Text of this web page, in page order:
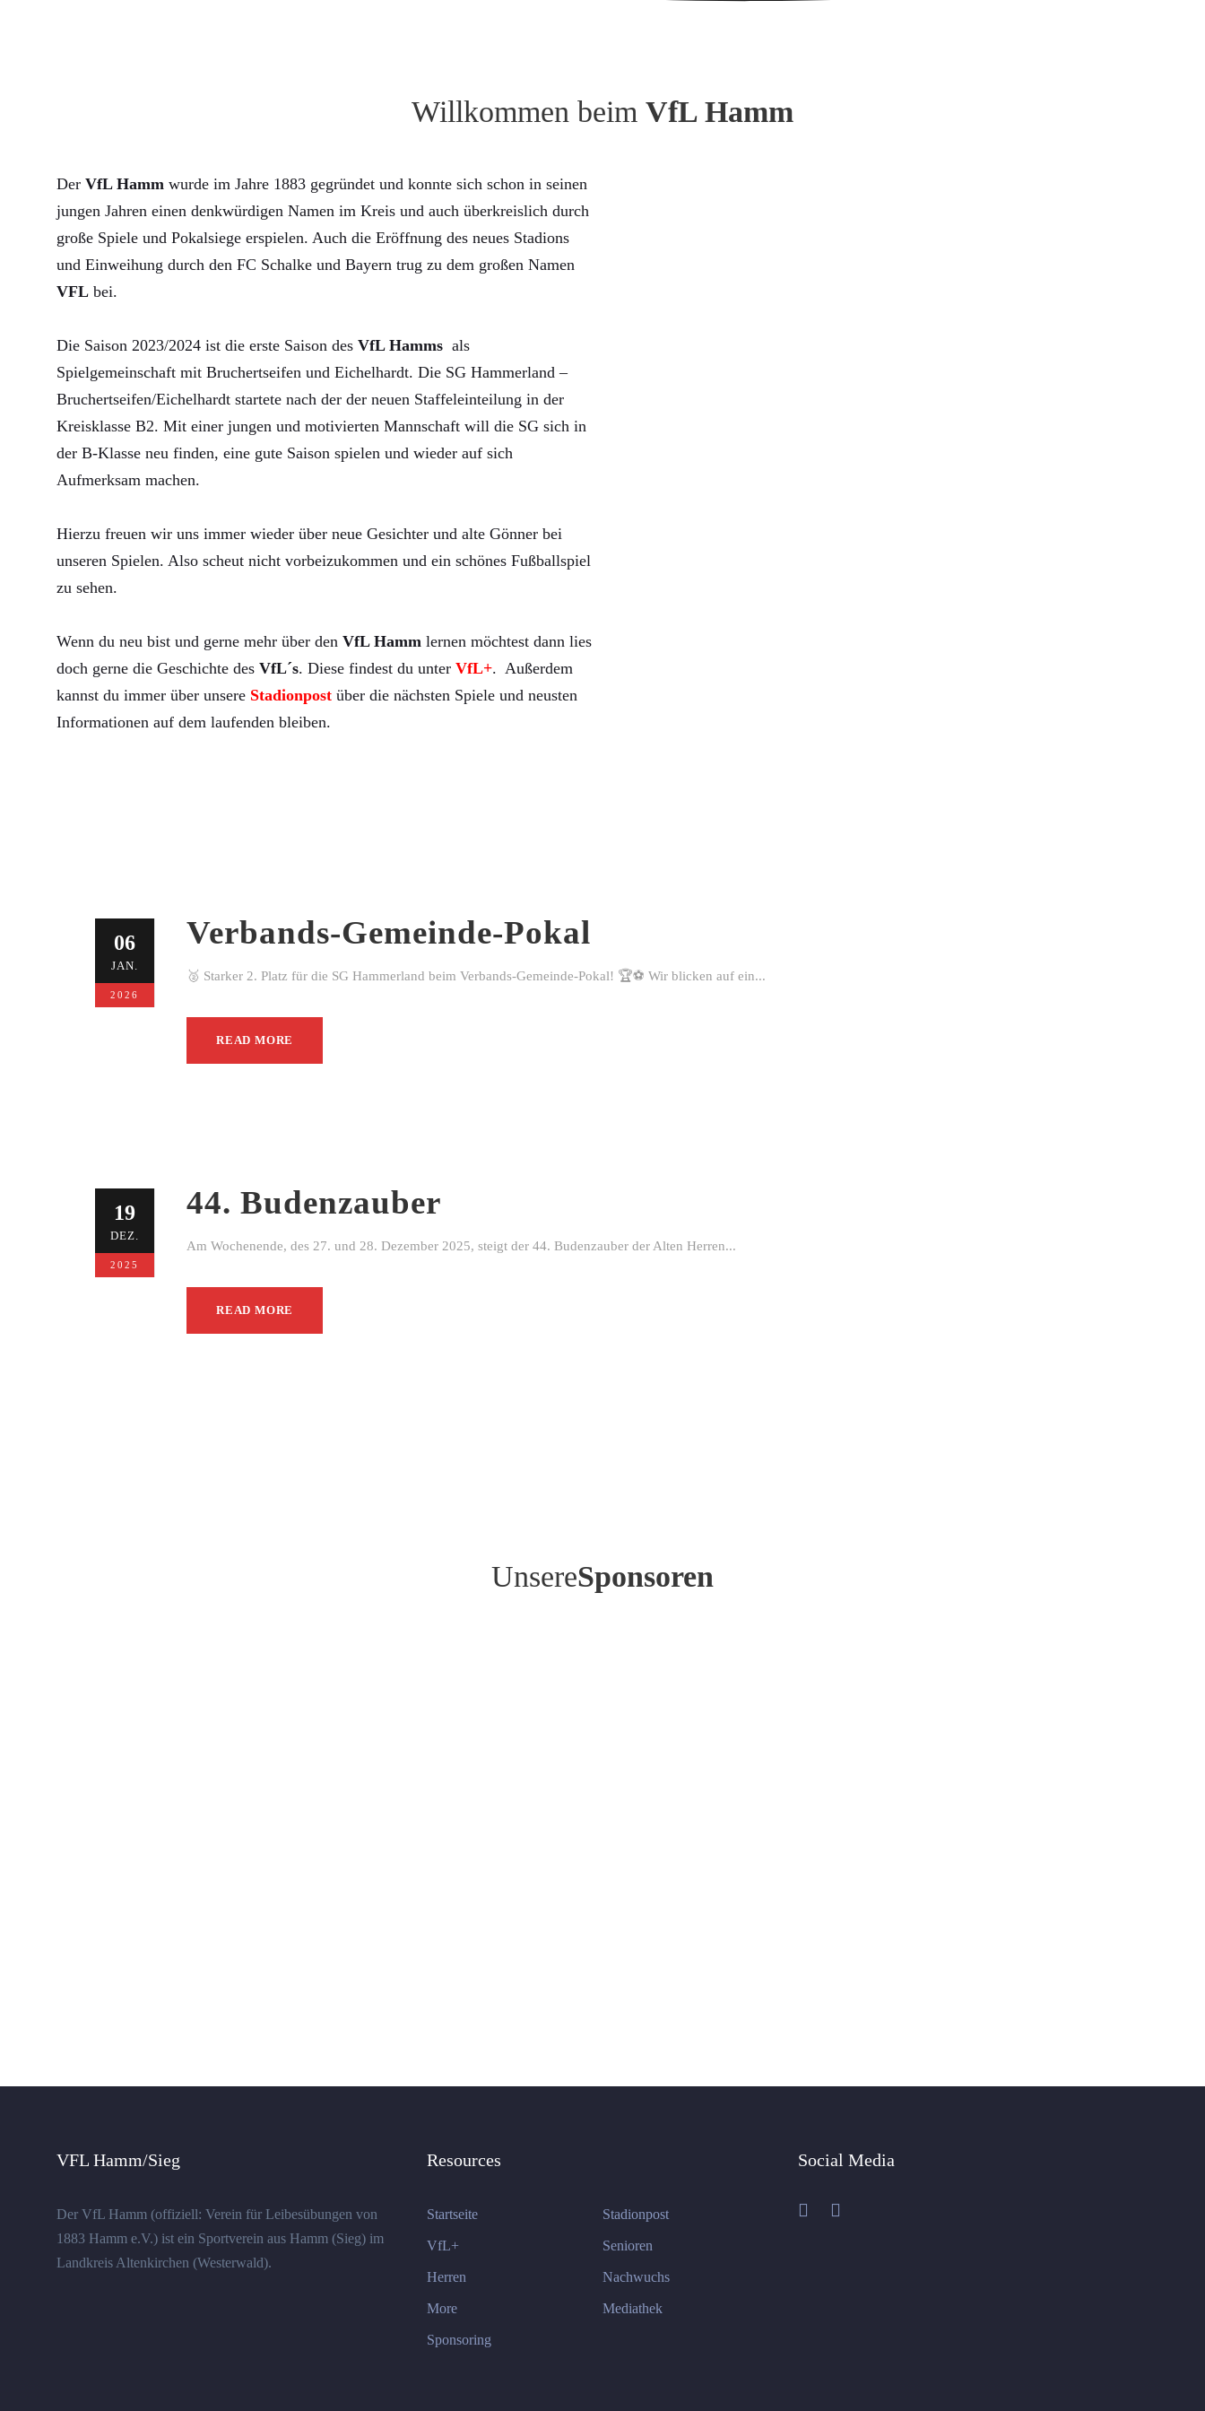
Willkommen beim VfL Hamm
Der VfL Hamm wurde im Jahre 1883 gegründet und konnte sich schon in seinen
jungen Jahren einen denkwürdigen Namen im Kreis und auch überkreislich durch
große Spiele und Pokalsiege erspielen. Auch die Eröffnung des neues Stadions
und Einweihung durch den FC Schalke und Bayern trug zu dem großen Namen
VFL bei.
Die Saison 2023/2024 ist die erste Saison des VfL Hamms als
Spielgemeinschaft mit Bruchertseifen und Eichelhardt. Die SG Hammerland –
Bruchertseifen/Eichelhardt startete nach der der neuen Staffeleinteilung in der
Kreisklasse B2. Mit einer jungen und motivierten Mannschaft will die SG sich in
der B-Klasse neu finden, eine gute Saison spielen und wieder auf sich
Aufmerksam machen.
Hierzu freuen wir uns immer wieder über neue Gesichter und alte Gönner bei
unseren Spielen. Also scheut nicht vorbeizukommen und ein schönes Fußballspiel
zu sehen.
Wenn du neu bist und gerne mehr über den VfL Hamm lernen möchtest dann lies
doch gerne die Geschichte des VfL´s. Diese findest du unter VfL+. Außerdem
kannst du immer über unsere Stadionpost über die nächsten Spiele und neusten
Informationen auf dem laufenden bleiben.
06
JAN.
2026
Verbands-Gemeinde-Pokal
🥈 Starker 2. Platz für die SG Hammerland beim Verbands-Gemeinde-Pokal! 🏆⚽ Wir blicken auf ein...
READ MORE
19
DEZ.
2025
44. Budenzauber
Am Wochenende, des 27. und 28. Dezember 2025, steigt der 44. Budenzauber der Alten Herren...
READ MORE
UnsereSponsoren
VFL Hamm/Sieg
Der VfL Hamm (offiziell: Verein für Leibesübungen von
1883 Hamm e.V.) ist ein Sportverein aus Hamm (Sieg) im
Landkreis Altenkirchen (Westerwald).
Resources
Startseite Stadionpost
VfL+ Senioren
Herren Nachwuchs
More Mediathek
Sponsoring
Social Media